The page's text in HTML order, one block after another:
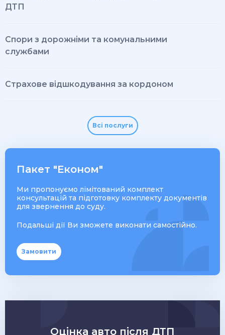
ДТП
Спори з дорожніми та комунальними
службами
Страхове відшкодування за кордоном
Всі послуги
Пакет "Економ"
Ми пропонуємо лімітований комплект
консультацій та підготовку комплекту документів
для звернення до суду.
Подальші дії Ви зможете виконати самостійно.
Замовити
Оцінка авто після ДТП